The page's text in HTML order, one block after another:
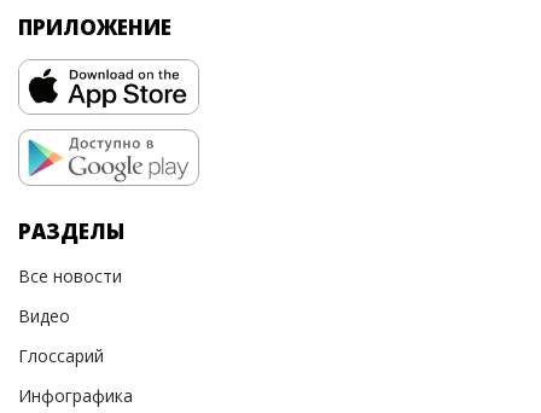
ПРИЛОЖЕНИЕ
РАЗДЕЛЫ
Все новости
Видео
Глоссарий
Инфографика